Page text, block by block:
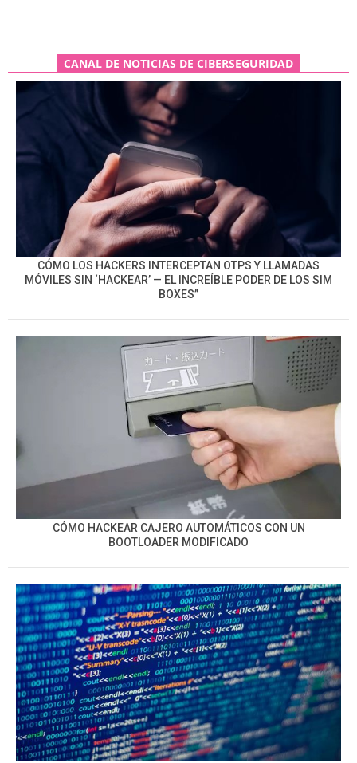
CANAL DE NOTICIAS DE CIBERSEGURIDAD
CÓMO LOS HACKERS INTERCEPTAN OTPS Y LLAMADAS
MÓVILES SIN ‘HACKEAR’ — EL INCREÍBLE PODER DE LOS SIM
BOXES”
CÓMO HACKEAR CAJERO AUTOMÁTICOS CON UN
BOOTLOADER MODIFICADO